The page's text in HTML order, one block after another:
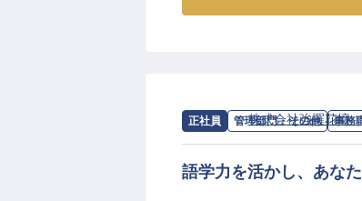
正社員 管理部門・その他 事務
求人情報：株式会社強羅花壇
語学力を活かし、あな